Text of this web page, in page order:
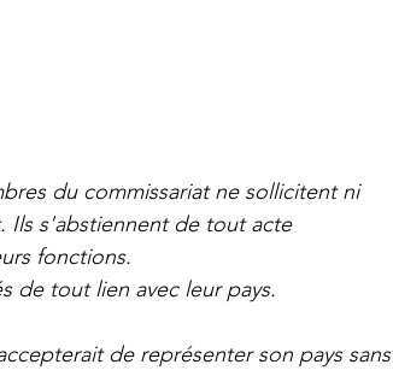
du commissariat ne sollicitent ni
Ils s'abstiennent de tout acte
fonctions.
de tout lien avec leur pays.
de représenter son pays sans